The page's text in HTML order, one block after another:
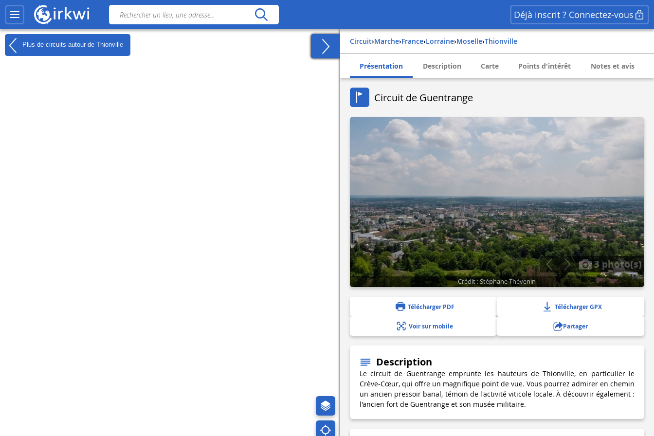
Déjà inscrit ? Connectez-vous
Plus de circuits autour de Thionville Circuit› Marche› france› lorraine› moselle› thionville
Présentation Description Carte Points d'intérêt Notes et avis
Circuit de Guentrange
3 photo(s)
Crédit : Stéphane Thévenin
Télécharger PDF Télécharger GPX
Voir sur mobile Partager
Description
Le circuit de Guentrange emprunte les hauteurs de Thionville, en particulier le
Crève-Cœur, qui offre un magnifique point de vue. Vous pourrez admirer en chemin
un ancien pressoir banal, témoin de l'activité viticole locale. À découvrir également :
l'ancien fort de Guentrange et son musée militaire.